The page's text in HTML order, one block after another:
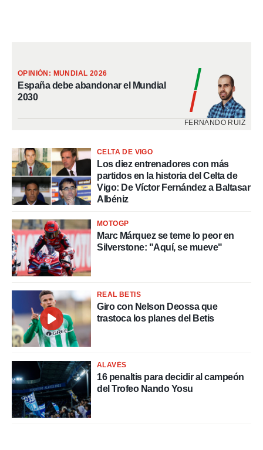
OPINIÓN: MUNDIAL 2026
España debe abandonar el Mundial
2030
FERNANDO RUIZ
CELTA DE VIGO
Los diez entrenadores con más
partidos en la historia del Celta de
Vigo: De Víctor Fernández a Baltasar
Albéniz
MOTOGP
Marc Márquez se teme lo peor en
Silverstone: "Aquí, se mueve"
REAL BETIS
Giro con Nelson Deossa que
trastoca los planes del Betis
ALAVÉS
16 penaltis para decidir al campeón
del Trofeo Nando Yosu